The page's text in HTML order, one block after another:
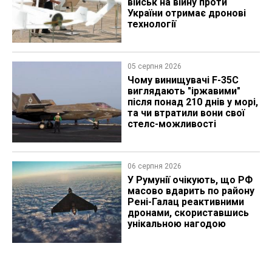
України отримає дронові
технології
05 серпня 2026
Чому винищувачі F-35C
виглядають "іржавими"
після понад 210 днів у морі,
та чи втратили вони свої
стелс-можливості
06 серпня 2026
У Румунії очікують, що РФ
масово вдарить по району
Рені-Галац реактивними
дронами, скориставшись
унікальною нагодою